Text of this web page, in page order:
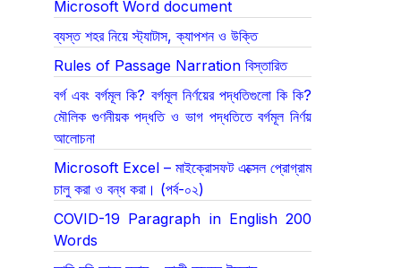
Microsoft Word document
ব্যস্ত শহর নিয়ে স্ট্যাটাস, ক্যাপশন ও উক্তি
Rules of Passage Narration বিস্তারিত
বর্গ এবং বর্গমূল কি? বর্গমূল নির্ণয়ের পদ্ধতিগুলো কি কি?
মৌলিক গুণনীয়ক পদ্ধতি ও ভাগ পদ্ধতিতে বর্গমূল নির্ণয়
আলোচনা
Microsoft Excel – মাইক্রোসফট এক্সেল প্রোগ্রাম
চালু করা ও বন্ধ করা। (পর্ব-০২)
COVID-19 Paragraph in English 200
Words